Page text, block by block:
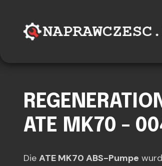
ATE MK70 -
Die ATE MK70 ABS-Pumpe